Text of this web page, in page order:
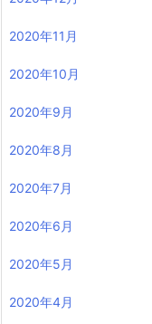
2020年11月
2020年10月
2020年9月
2020年8月
2020年7月
2020年6月
2020年5月
2020年4月